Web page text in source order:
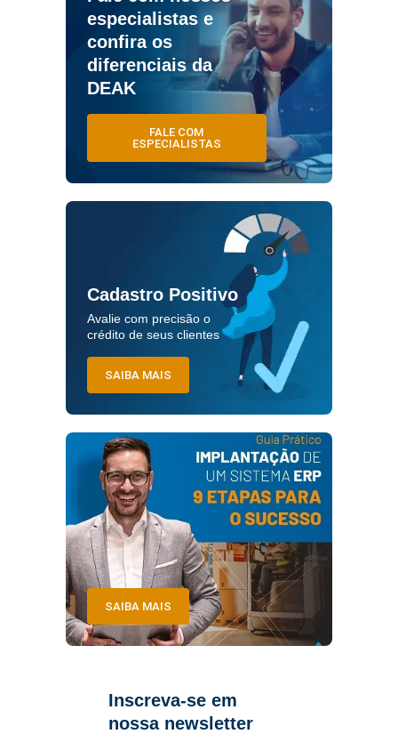
especialistas e
confira os
diferenciais da
DEAK
FALE COM
ESPECIALISTAS
Cadastro Positivo
Avalie com precisão o
crédito de seus clientes
SAIBA MAIS
SAIBA MAIS
Inscreva-se em
nossa newsletter